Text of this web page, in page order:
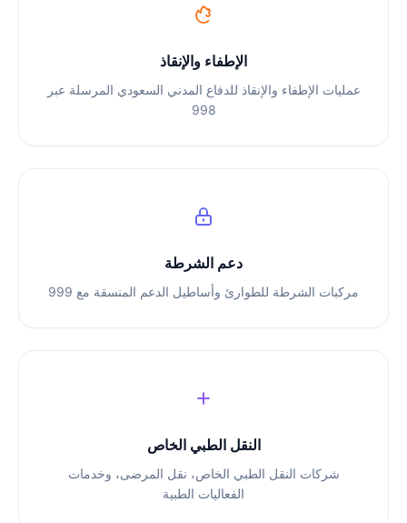
الإطفاء والإنقاذ
عمليات الإطفاء والإنقاذ للدفاع المدني السعودي المرسلة عبر
998
دعم الشرطة
مركبات الشرطة للطوارئ وأساطيل الدعم المنسقة مع 999
النقل الطبي الخاص
شركات النقل الطبي الخاص، نقل المرضى، وخدمات
الفعاليات الطبية